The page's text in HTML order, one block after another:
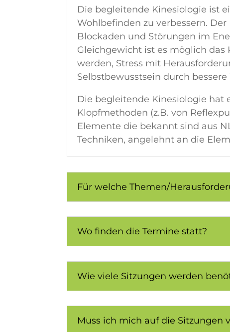
Die begleitende Kinesiologie ist
Wohlbefinden zu verbessern.
Blockaden und Störungen im
Gleichgewicht ist es möglich das
werden, Stress mit
Selbstbewusstsein durch
Die begleitende Kinesiologie hat
Klopfmethoden (z.B. von
Elemente die bekannt sind aus
Techniken, angelehnt an die
Für welche Themen/
Wo finden die Termine statt?
Wie viele Sitzungen werden
Muss ich mich auf die Sitzungen